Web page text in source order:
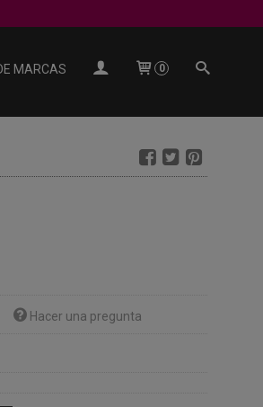
MARCAS 0
Hacer una pregunta